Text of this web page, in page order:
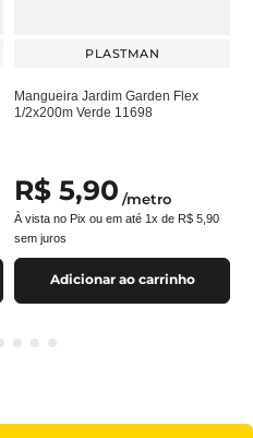
PLASTMAN
Mangueira Jardim Garden Flex
1/2x200m Verde 11698
R$ 5,90 /metro
À vista no Pix ou em até 1x de R$ 5 90
sem juros
Adicionar ao carrinho